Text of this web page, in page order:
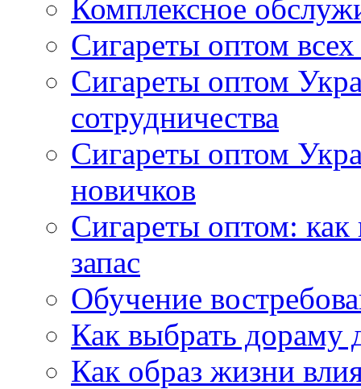
Комплексное
Сигареты оптом
Сигареты оптом
сотрудничества
Сигареты оптом
новичков
Сигареты оптом:
запас
Обучение
Как выбрать дораму
Как образ жизни